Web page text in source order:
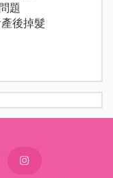
題
後掉髮